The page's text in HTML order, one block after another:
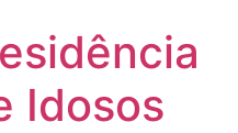
Idosos